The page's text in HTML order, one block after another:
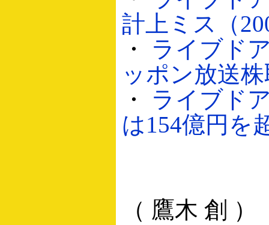
計上ミス（
・ ライブド
ッポン放送
・ ライブド
は154億円を
（ 鷹木 創 ）